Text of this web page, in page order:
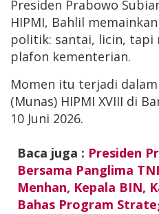
Presiden Prabowo
HIPMI, Bahlil
politik: santai, licin, tapi
plafon kementerian.
Momen itu terjadi
(Munas) HIPMI XVIII di
10 Juni 2026.
Baca juga : Presiden
Bersama Panglima
Menhan, Kepala BIN,
Bahas Program